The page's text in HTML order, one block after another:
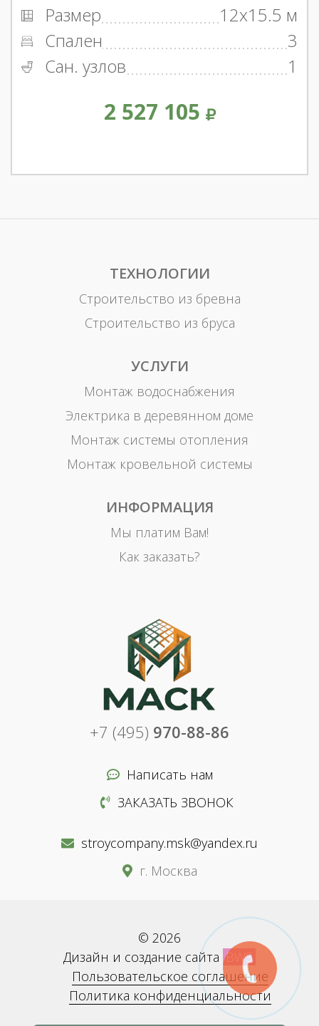
Размер
12x15.5 м
Спален
3
Сан. узлов
1
2 527 105
ТЕХНОЛОГИИ
Строительство из бревна
Строительство из бруса
УСЛУГИ
Монтаж водоснабжения
Электрика в деревянном доме
Монтаж системы отопления
Монтаж кровельной системы
ИНФОРМАЦИЯ
Мы платим Вам!
Как заказать?
+7 (495) 970-88-86
Написать нам
ЗАКАЗАТЬ ЗВОНОК
stroycompany.msk@yandex.ru
г. Москва
© 2026
Дизайн и создание сайта BWS
Пользовательское соглашение
Политика конфиденциальности